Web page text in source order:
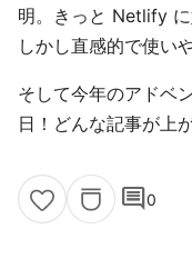
明。きっと Netlify に
しかし直感的で使い
そして今年のアドベ
日！どんな記事が上
comment0